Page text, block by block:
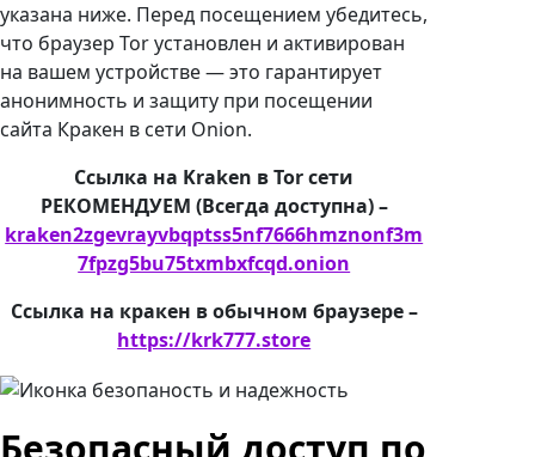
указана ниже. Перед посещением убедитесь,
что браузер Tor установлен и активирован
на вашем устройстве — это гарантирует
анонимность и защиту при посещении
сайта Кракен в сети Onion.
Ссылка на Kraken в Tor сети
РЕКОМЕНДУЕМ (Всегда доступна) –
kraken2zgevrayvbqptss5nf7666hmznonf3m
7fpzg5bu75txmbxfcqd.onion
Ссылка на кракен в обычном браузере –
https://krk777.store